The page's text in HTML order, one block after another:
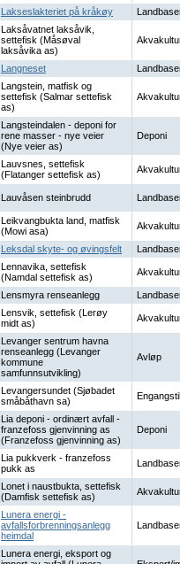
Lakseslakteriet på kråkøy
Laksåvatnet laksåvik,
settefisk (Måsøval
laksåvika as)
Langneset
Langstein, matfisk og
settefisk (Salmar settefisk
as)
Langsteindalen - deponi for
rene masser - nye veier
(Nye veier as)
Deponi
Lauvsnes, settefisk
(Flatanger settefisk as)
Lauvåsen steinbrudd
Leikvangbukta land, matfisk
(Mowi asa)
Leksdal skyte- og øvingsfelt
Lennavika, settefisk
(Namdal settefisk as)
Lensmyra renseanlegg
Lensvik, settefisk (Lerøy
midt as)
Levanger sentrum havna
renseanlegg (Levanger
kommune
samfunnsutvikling)
Avløp
Levangersundet (Sjøbadet
småbåthavn sa)
Lia deponi - ordinært avfall -
franzefoss gjenvinning as
(Franzefoss gjenvinning as)
Deponi
Lia pukkverk - franzefoss
pukk as
Lonet i naustbukta, settefisk
(Damfisk settefisk as)
Lunera energi -
avfallsforbrenningsanlegg
heimdal
Lunera energi, eksport og